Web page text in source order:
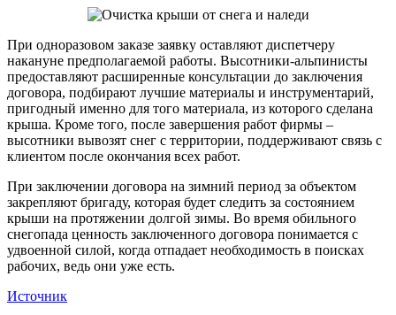
При одноразовом заказе заявку оставляют диспетчеру
накануне предполагаемой работы. Высотники-альпинисты
предоставляют расширенные консультации до заключения
договора, подбирают лучшие материалы и инструментарий,
пригодный именно для того материала, из которого сделана
крыша. Кроме того, после завершения работ фирмы –
высотники вывозят снег с территории, поддерживают связь с
клиентом после окончания всех работ.
При заключении договора на зимний период за объектом
закрепляют бригаду, которая будет следить за состоянием
крыши на протяжении долгой зимы. Во время обильного
снегопада ценность заключенного договора понимается с
удвоенной силой, когда отпадает необходимость в поисках
рабочих, ведь они уже есть.
Источник